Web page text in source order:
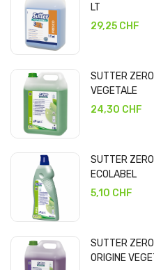
LT
29,25 CHF
SUTTER
VEGETALE
24,30 CHF
SUTTER
ECOLABEL
5,10 CHF
SUTTER
ORIGINE